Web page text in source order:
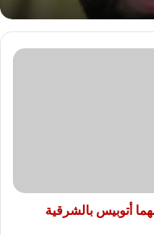
أتوبيس بالشرقية